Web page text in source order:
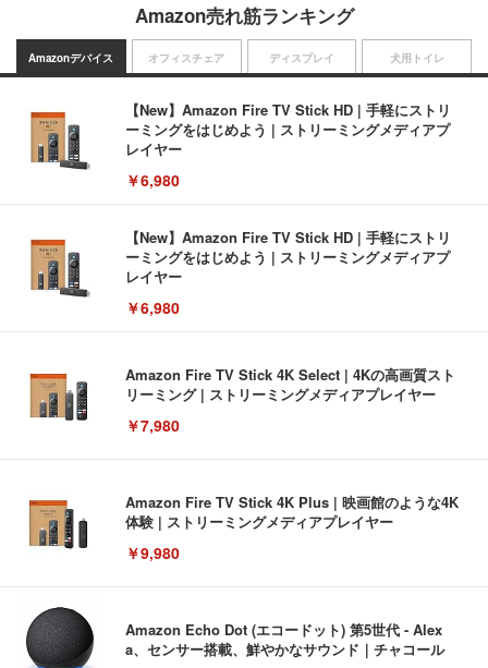
Amazon売れ筋ランキング
Amazonデバイス
【New】Amazon Fire TV Stick HD | 手軽にストリ
ーミングをはじめよう | ストリーミングメディアプ
レイヤー
￥6,980
【New】Amazon Fire TV Stick HD | 手軽にストリ
ーミングをはじめよう | ストリーミングメディアプ
レイヤー
￥6,980
Amazon Fire TV Stick 4K Select | 4Kの高画質スト
リーミング | ストリーミングメディアプレイヤー
￥7,980
Amazon Fire TV Stick 4K Plus | 映画館のような4K
体験 | ストリーミングメディアプレイヤー
￥9,980
Amazon Echo Dot (エコードット) 第5世代 - Alex
a、センサー搭載、鮮やかなサウンド｜チャコール
オフィスチェア ディスプレイ 犬用トイレ